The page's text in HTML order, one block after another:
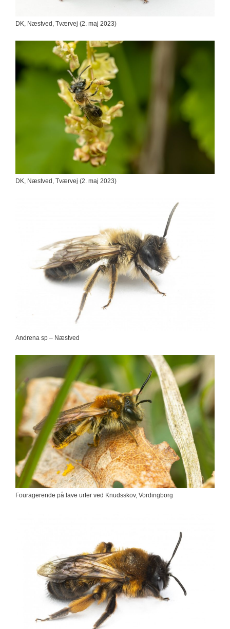
DK, Næstved, Tværvej (2. maj 2023)
DK, Næstved, Tværvej (2. maj 2023)
Andrena sp – Næstved
Fouragerende på lave urter ved Knudsskov, Vordingborg